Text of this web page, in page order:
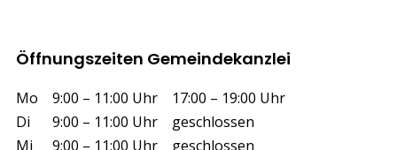
Öffnungszeiten Gemeindekanzlei
Wochentag Vormittag Nachmittag
Mo 9:00 – 11:00 Uhr
17:00 – 19:00 Uhr
Di
9:00 – 11:00 Uhr
geschlossen
Mi
9:00 – 11:00 Uhr geschlossen